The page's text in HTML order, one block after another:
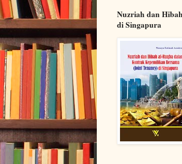
Nuzriah dan
di Singapura